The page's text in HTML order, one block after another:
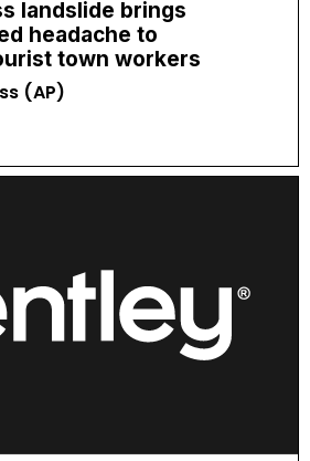
landslide brings
headache to
town workers
(AP)